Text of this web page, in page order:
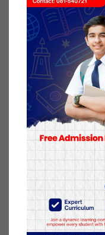
कार्यक्रम थियो ।
अहिले अषाढ
करिब ३ लाख पचास
गर्नुपर्ने
समयमै गरेको
सम्म खुला आकासमा
कोहलपुर
लागि १५ वटा घर
प¥यो । तर, अहिले
लापरबाही र कंसल
समेत नगरिएको
नेपाल सरकारले